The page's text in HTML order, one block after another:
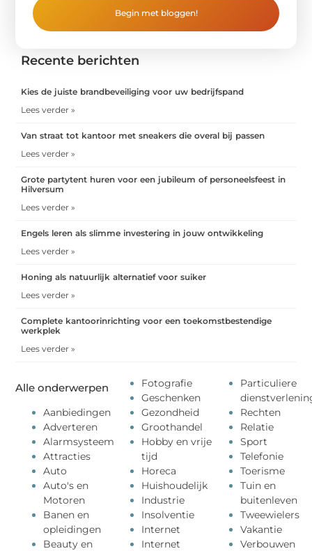
Alle onderwerpen
Aanbiedingen
Adverteren
Alarmsysteem
Attracties
Auto
Auto's en
Motoren
Banen en
opleidingen
Beauty en
Fotografie
Geschenken
Gezondheid
Groothandel
Hobby en vrije
tijd
Horeca
Huishoudelijk
Industrie
Insolventie
Internet
Internet
Particuliere
Rechten
Relatie
Sport
Telefonie
Toerisme
Tuin en
buitenleven
Tweewielers
Vakantie
Verbouwen
Recente berichten
Kies de juiste brandbeveiliging voor uw bedrijfspand
Lees verder »
Van straat tot kantoor met sneakers die overal bij passen
Lees verder »
Grote partytent huren voor een jubileum of personeelsfeest in
Hilversum
Lees verder »
Engels leren als slimme investering in jouw ontwikkeling
Lees verder »
Honing als natuurlijk alternatief voor suiker
Lees verder »
Complete kantoorinrichting voor een toekomstbestendige
werkplek
Lees verder »
Begin met bloggen!